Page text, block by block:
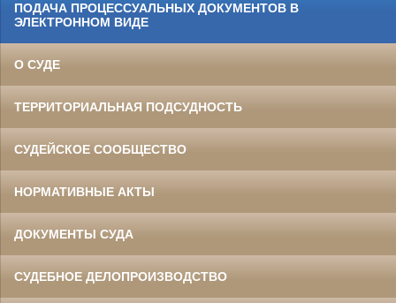
ПОДАЧА ПРОЦЕССУАЛЬНЫХ ДОКУМЕНТОВ В
ЭЛЕКТРОННОМ ВИДЕ
О СУДЕ
ТЕРРИТОРИАЛЬНАЯ ПОДСУДНОСТЬ
СУДЕЙСКОЕ СООБЩЕСТВО
НОРМАТИВНЫЕ АКТЫ
ДОКУМЕНТЫ СУДА
СУДЕБНОЕ ДЕЛОПРОИЗВОДСТВО